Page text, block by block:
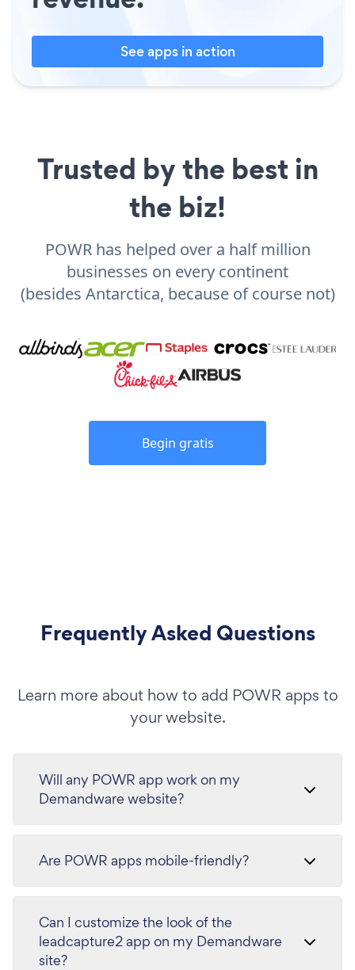
See apps in action
Trusted by the best in
the biz!
POWR has helped over a half million
businesses on every continent
(besides Antarctica, because of course not)
Begin gratis
Frequently Asked Questions
Learn more about how to add POWR apps to
your website.
Will any POWR app work on my
Demandware website?
Are POWR apps mobile-friendly?
Can I customize the look of the
leadcapture2 app on my Demandware
site?